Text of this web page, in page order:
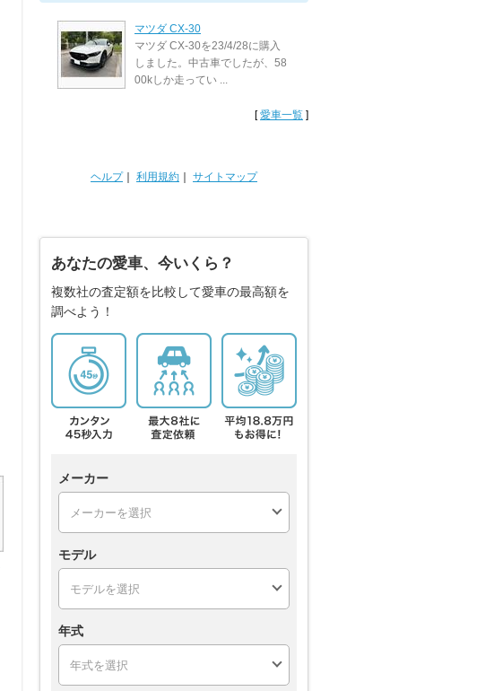
マツダ CX-30
マツダ CX-30を23/4/28に購入
しました。中古車でしたが、58
00kしか走ってい ...
[愛車一覧 ]
ヘルプ｜ 利用規約 サイトマップ
あなたの愛車、今いくら？
複数社の査定額を比較して愛車の最高額を
調べよう！
メーカー
モデル
年式